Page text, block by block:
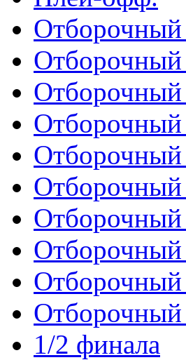
Отборочный
Отборочный
Отборочный
Отборочный
Отборочный
Отборочный
Отборочный
Отборочный
Отборочный
Отборочный
1/2 финала